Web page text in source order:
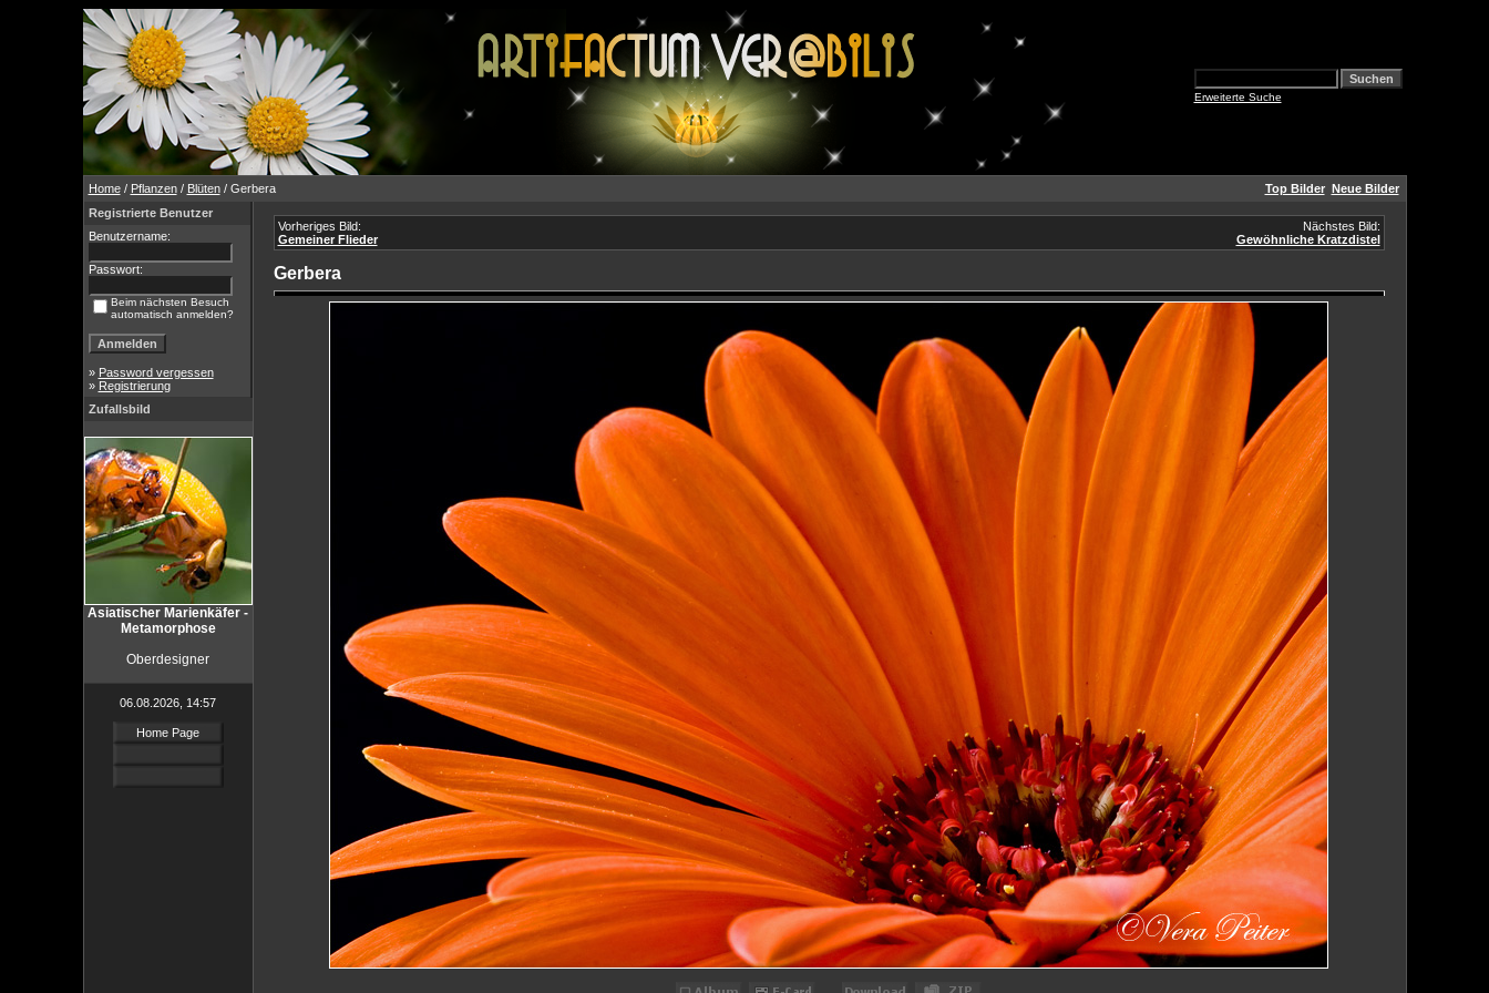
Erweiterte Suche
Home/ Pflanzen/ Blüten/ Gerbera Top Bilder Neue Bilder
Registrierte Benutzer
Benutzername:
Passwort:
Beim nächsten Besuch
automatisch anmelden?
» Password vergessen
» Registrierung
Zufallsbild
Asiatischer Marienkäfer -
Metamorphose
Oberdesigner
06.08.2026, 14:57
Home Page
Vorheriges Bild:
Gemeiner Flieder
Nächstes Bild:
Gewöhnliche Kratzdistel
Gerbera